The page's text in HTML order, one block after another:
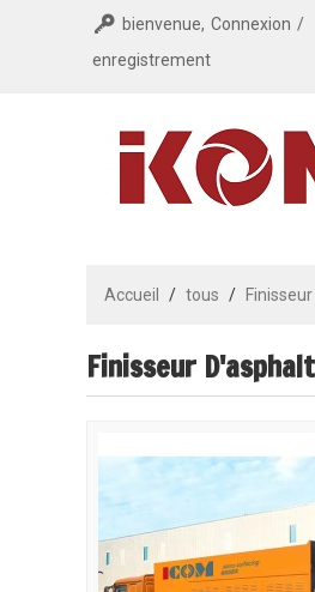
bienvenue, Connexion /
enregistrement
Accueil / tous /
Finisseur